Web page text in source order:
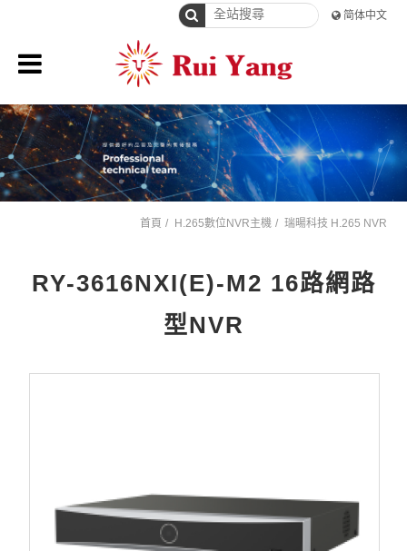
简体中文
首頁 H.265數位NVR主機 瑞暘科技 H.265 NVR
RY-3616NXI(E)-M2 16路網路
型NVR